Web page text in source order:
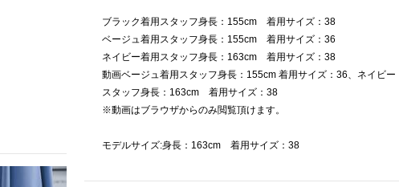
ブラック着用スタッフ身長：155cm 着用サイズ：38
ベージュ着用スタッフ身長：155cm 着用サイズ：36
ネイビー着用スタッフ身長：163cm 着用サイズ：38
動画ベージュ着用スタッフ身長：155cm 着用サイズ：36、ネイビー
スタッフ身長：163cm 着用サイズ：38
※動画はブラウザからのみ閲覧頂けます。
モデルサイズ:身長：163cm 着用サイズ：38